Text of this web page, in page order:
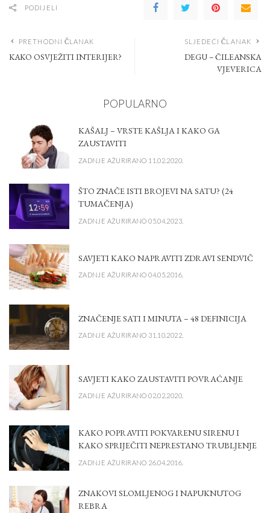
PODIJELI
PRETHODNI ČLANAK
KAKO OSVJEŽITI INTERIJER?
SLJEDEĆI ČLANAK
DEGU – ČILEANSKA
VJEVERICA
POPULARNO
KAŠALJ – VRSTE KAŠLJA I KAKO GA
ZAUSTAVITI
ZADNJE AŽURIRANO 11.02.2020.
ŠTO ZNAČE ISTI BROJEVI NA SATU? (24
TUMAČENJA)
ZADNJE AŽURIRANO 05.04.2023.
SAVJETI KAKO NAPRAVITI ZDRAVI SENDVIČ
ZADNJE AŽURIRANO 04.05.2016.
ZNAČENJE SATI I MINUTA – 48 DEFINICIJA
ZADNJE AŽURIRANO 31.10.2022.
SAVJETI KAKO ZAUSTAVITI POVRAĆANJE
ZADNJE AŽURIRANO 02.02.2020.
KAKO POPRAVITI POKVARENU SIRENU I
KAKO SPRIJEČITI NEPRESTANO TRUBLJENJE
ZADNJE AŽURIRANO 26.04.2016.
ZNAKOVI SLOMLJENOG I NAPUKNUTOG
REBRA